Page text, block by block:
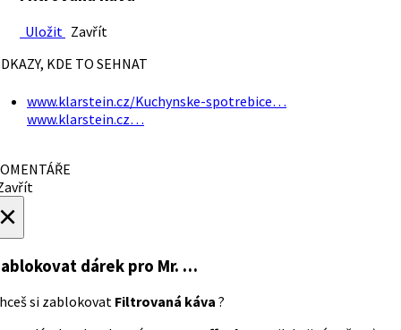
Uložit Zavřít
KDE TO SEHNAT
www.klarstein.cz/Kuchynske-spotrebice…
www.klarstein.cz…
dárek pro Mr. …
si zablokovat Filtrovaná káva ?